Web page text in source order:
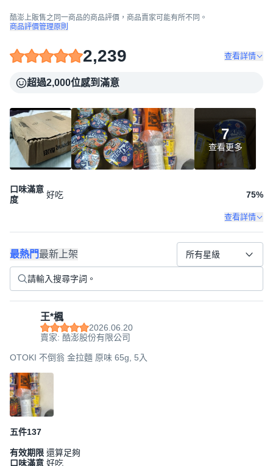
酷澎上販售之同一商品的商品評價，商品賣家可能有所不同。
商品評價管理原則
2,239 查看詳情
超過2,000位感到滿意
7
查看更多
口味滿意
度
好吃 75%
查看詳情
最熱門最新上架 所有星級
王*楓
2026.06.20
賣家: 酷澎股份有限公司
OTOKI 不倒翁 金拉麵 原味 65g, 5入
五件137
有效期限 還算足夠
口味滿意 好吃